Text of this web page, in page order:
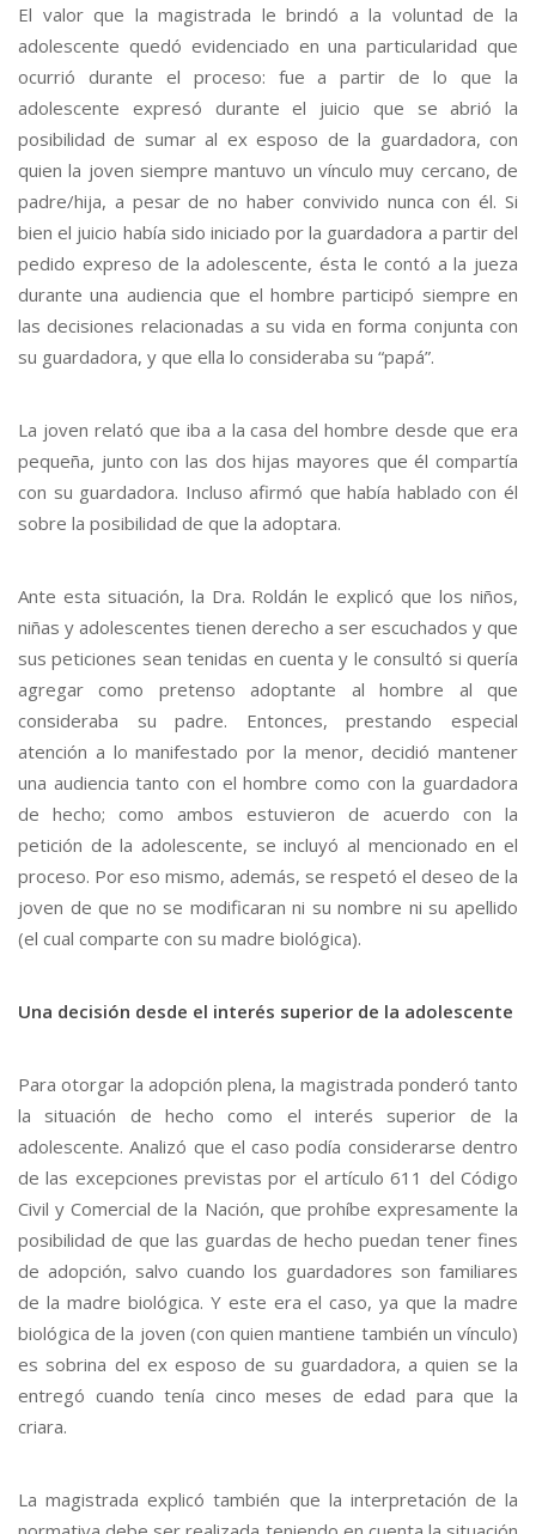
El valor que la magistrada le brindó a la voluntad de la
adolescente quedó evidenciado en una particularidad que
ocurrió durante el proceso: fue a partir de lo que la
adolescente expresó durante el juicio que se abrió la
posibilidad de sumar al ex esposo de la guardadora, con
quien la joven siempre mantuvo un vínculo muy cercano, de
padre/hija, a pesar de no haber convivido nunca con él. Si
bien el juicio había sido iniciado por la guardadora a partir del
pedido expreso de la adolescente, ésta le contó a la jueza
durante una audiencia que el hombre participó siempre en
las decisiones relacionadas a su vida en forma conjunta con
su guardadora, y que ella lo consideraba su “papá”.
La joven relató que iba a la casa del hombre desde que era
pequeña, junto con las dos hijas mayores que él compartía
con su guardadora. Incluso afirmó que había hablado con él
sobre la posibilidad de que la adoptara.
Ante esta situación, la Dra. Roldán le explicó que los niños,
niñas y adolescentes tienen derecho a ser escuchados y que
sus peticiones sean tenidas en cuenta y le consultó si quería
agregar como pretenso adoptante al hombre al que
consideraba su padre. Entonces, prestando especial
atención a lo manifestado por la menor, decidió mantener
una audiencia tanto con el hombre como con la guardadora
de hecho; como ambos estuvieron de acuerdo con la
petición de la adolescente, se incluyó al mencionado en el
proceso. Por eso mismo, además, se respetó el deseo de la
joven de que no se modificaran ni su nombre ni su apellido
(el cual comparte con su madre biológica).
Una decisión desde el interés superior de la adolescente
Para otorgar la adopción plena, la magistrada ponderó tanto
la situación de hecho como el interés superior de la
adolescente. Analizó que el caso podía considerarse dentro
de las excepciones previstas por el artículo 611 del Código
Civil y Comercial de la Nación, que prohíbe expresamente la
posibilidad de que las guardas de hecho puedan tener fines
de adopción, salvo cuando los guardadores son familiares
de la madre biológica. Y este era el caso, ya que la madre
biológica de la joven (con quien mantiene también un vínculo)
es sobrina del ex esposo de su guardadora, a quien se la
entregó cuando tenía cinco meses de edad para que la
criara.
La magistrada explicó también que la interpretación de la